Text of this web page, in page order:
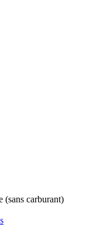
(sans carburant)